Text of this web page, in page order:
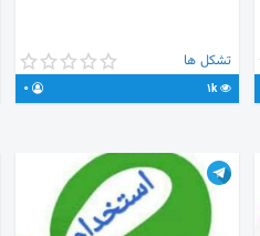
✔ پیج ما در اینستاگرام 👈
Instagram.com/pakdasht_karyabi
✔ پیج ما در واتساپ 👈
تماس : 09225826083
تشکل ها
1k
0